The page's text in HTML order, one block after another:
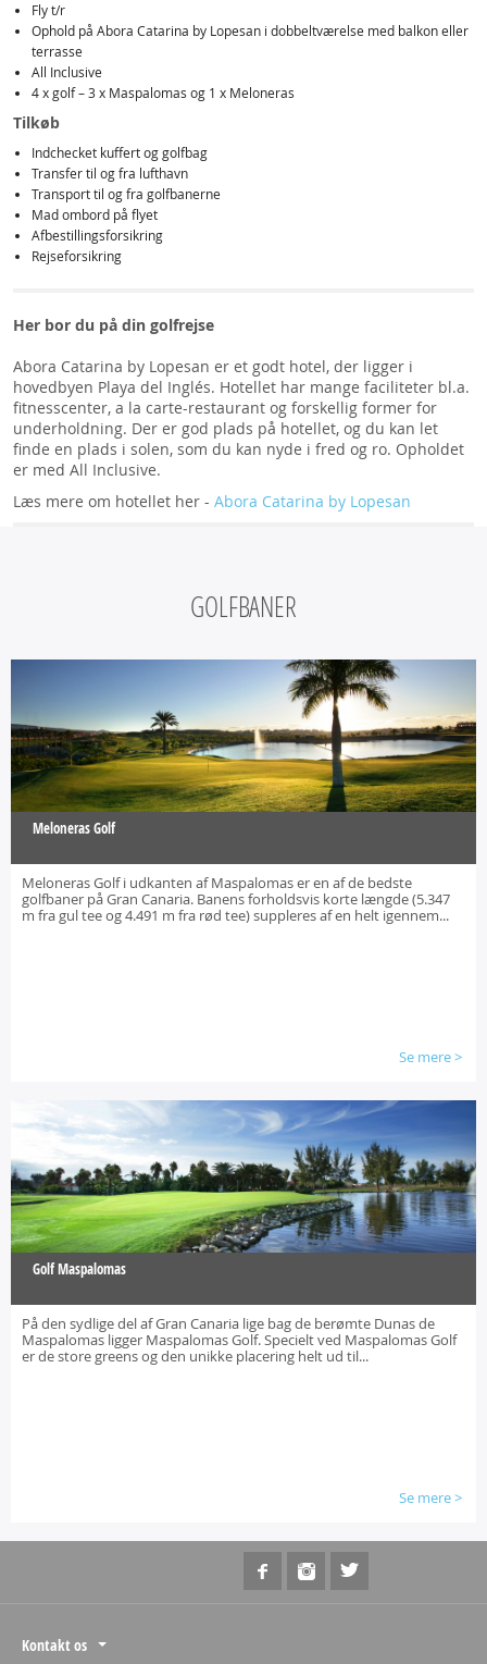
Fly t/r
Ophold på Abora Catarina by Lopesan i dobbeltværelse med balkon eller
terrasse
All Inclusive
4 x golf – 3 x Maspalomas og 1 x Meloneras
Tilkøb
Indchecket kuffert og golfbag
Transfer til og fra lufthavn
Transport til og fra golfbanerne
Mad ombord på flyet
Afbestillingsforsikring
Rejseforsikring
Her bor du på din golfrejse
Abora Catarina by Lopesan er et godt hotel, der ligger i
hovedbyen Playa del Inglés. Hotellet har mange faciliteter bl.a.
fitnesscenter, a la carte-restaurant og forskellig former for
underholdning. Der er god plads på hotellet, og du kan let
finde en plads i solen, som du kan nyde i fred og ro. Opholdet
er med All Inclusive.
Læs mere om hotellet her - Abora Catarina by Lopesan
GOLFBANER
Meloneras Golf
Meloneras Golf i udkanten af Maspalomas er en af de bedste
golfbaner på Gran Canaria. Banens forholdsvis korte længde (5.347
m fra gul tee og 4.491 m fra rød tee) suppleres af en helt igennem...
Se mere>
Golf Maspalomas
På den sydlige del af Gran Canaria lige bag de berømte Dunas de
Maspalomas ligger Maspalomas Golf. Specielt ved Maspalomas Golf
er de store greens og den unikke placering helt ud til...
Se mere>
Kontakt os